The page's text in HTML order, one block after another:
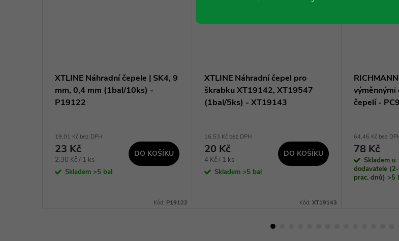
XTLINE Náhradní čepele | SK4, 9
mm, 0,4 mm (1bal/10ks) -
P19122
19,01 Kč bez DPH
23 Kč
Měrná
cena:
2,30 Kč / 1 ks
Skladem >5 bal
DO KOŠÍKU
Kód: P19122
XTLINE Náhradní čepel pro
škrabku XT19142, XT19547
(1bal/5ks) - XT19143
16,53 Kč bez DPH
20 Kč
Měrná
cena:
4 Kč / 1 ks
Skladem >5 bal
DO KOŠÍKU
Kód: XT19143
výměnnými
čepelí -
64,46 Kč bez
78 Kč
Skladem u
dodavatele
prac. dnů) >5